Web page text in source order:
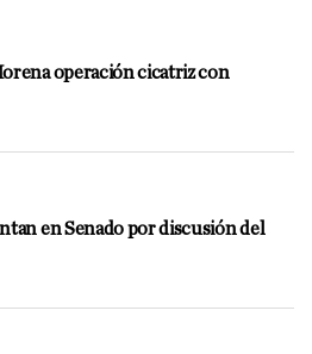
operación cicatriz con
en Senado por discusión del